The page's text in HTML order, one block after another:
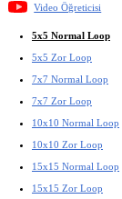
Video Öğreticisi
5x5 Normal Loop
5x5 Zor Loop
7x7 Normal Loop
7x7 Zor Loop
10x10 Normal Loop
10x10 Zor Loop
15x15 Normal Loop
15x15 Zor Loop